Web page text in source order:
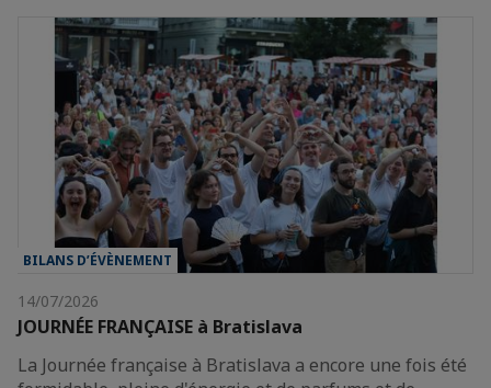
BILANS D’ÉVÈNEMENT
14/07/2026
JOURNÉE FRANÇAISE à Bratislava
La Journée française à Bratislava a encore une fois été